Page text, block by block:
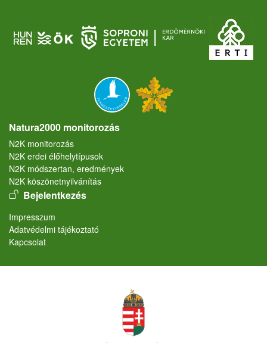
Natura2000 monitorozás
N2K monitorozás
N2K erdei élőhelytípusok
N2K módszertan, eredmények
N2K köszönetnyilvánítás
User account menu
Bejelentkezés
Lábléc
Impresszum
Adatvédelmi tájékoztató
Kapcsolat